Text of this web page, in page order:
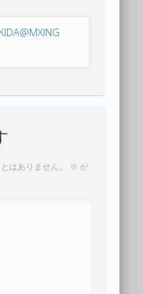
KIDA@MXING
はありません。 ※ が